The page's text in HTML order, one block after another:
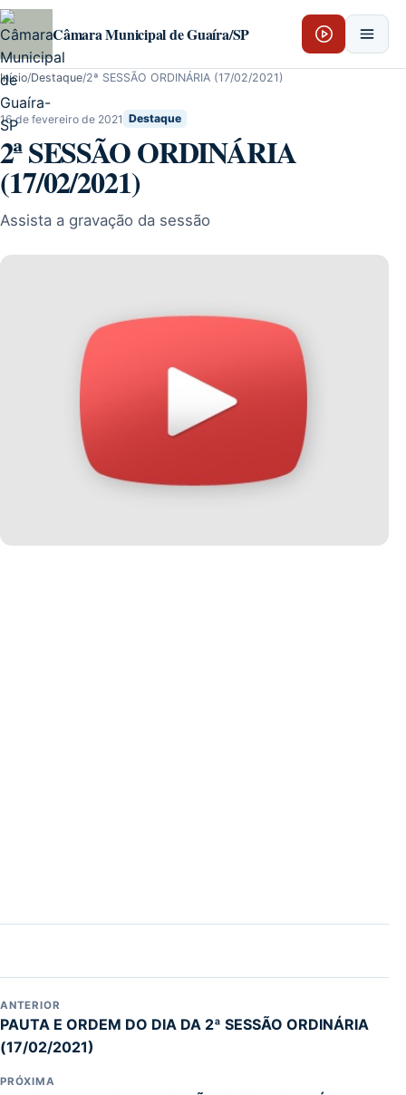
Pular para o conteúdo
Câmara Municipal de Guaíra/SP
Início/Destaque/2ª SESSÃO ORDINÁRIA (17/02/2021)
16 de fevereiro de 2021 Destaque
2ª SESSÃO ORDINÁRIA
(17/02/2021)
Assista a gravação da sessão
ANTERIOR
PAUTA E ORDEM DO DIA DA 2ª SESSÃO ORDINÁRIA
(17/02/2021)
PRÓXIMA